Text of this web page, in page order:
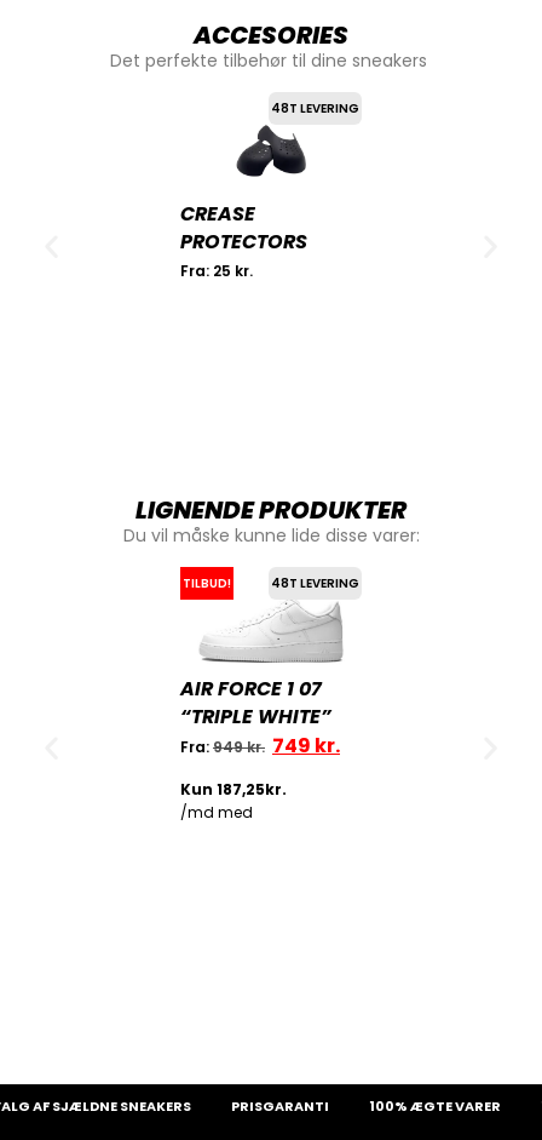
ACCESORIES
Det perfekte tilbehør til dine sneakers
48T LEVERING
CREASE
PROTECTORS
Fra: 25 kr.
LIGNENDE PRODUKTER
Du vil måske kunne lide disse varer:
TILBUD! 48T LEVERING
AIR FORCE 1 07
“TRIPLE WHITE”
Fra:949kr. 749 kr.
AF SJÆLDNE SNEAKERS PRISGARANTI 100% ÆGTE VARER